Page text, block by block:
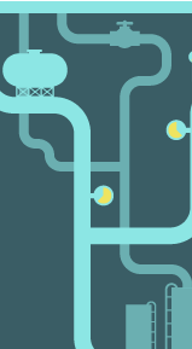
處
分
二
次
以
上
及
受
達